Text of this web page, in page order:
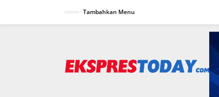
Tambahkan Menu